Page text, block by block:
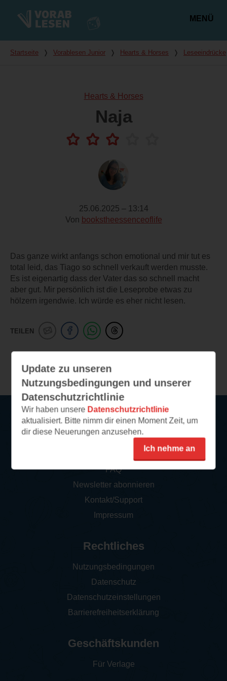
MENÜ
Du bist hier
Startseite ❭ Vorablesen Junior ❭ Hearts & Horses ❭ Leseeindrücke
Hearts & Horses
Naja
25.06.2025 – 13:14
Von bookstheessenceoflife
Das ganze wirkt anfangs schon emotional und mir tut es
total leid, das Tiago so schnell verkauft werden musste.
Es ist eigenartig dass der Vater das so schnell macht
aber gut. Mir persönlich ist die Leseprobe etwas zu
hölzern irgendwie. Ich würde es eher nicht lesen.
TEILEN
Update zu unseren
Nutzungsbedingungen und unserer
Datenschutzrichtlinie
Wir haben unsere Datenschutzrichtlinie
aktualisiert. Bitte nimm dir einen Moment Zeit, um
dir diese Neuerungen anzusehen.
Ich nehme an
Service
FAQ
Newsletter abonnieren
Kontakt/Support
Impressum
Rechtliches
Nutzungsbedingungen
Datenschutz
Datenschutzeinstellungen
Barrierefreiheitserklärung
Geschäftskunden
Für Verlage